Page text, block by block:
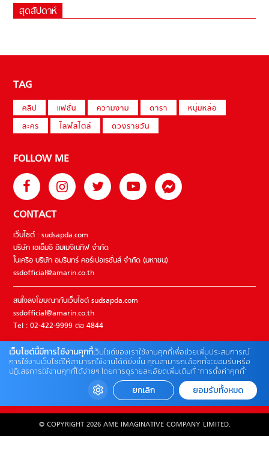
สุดสัปดาห์
TAG
คลิป แฟชั่น ความงาม ดารา
หนุ่มหล่อ
ละคร
ไลฟ์สไตล์ ดวงรายวัน
FOLLOW ME
CONTACT
เว็บไซต์ : sudsapda.com
บริษัท เอเอ็มอี อิมเมจิเนทีฟ จำกัด
ในเครือ บริษัท อมรินทร์ คอร์เปอเรชั่นส์ จำกัด (มหาชน)
ssdofficial@amarin.co.th
สนใจลงโฆษณากับเว็บไซต์ sudsapda.com
ssdofficial@amarin.co.th
Tel : 02-422-9999 ต่อ 4844
ติดต่อแจ้งปัญหาหรือร้องเรียน
02-422-9999 ต่อ 4180
(จันทร์ – ศุกร์ เวลา 09.00 – 18.00 น)
© COPYRIGHT 2026 AME IMAGINATIVE COMPANY LIMITED.
เว็บไซต์นี้มีการใช้งานคุกกี้เว็บไซต์ของเราใช้งานคุกกี้เพื่อช่วยเพิ่มประสบการณ์
การใช้งานเว็บไซต์ให้สามารถใช้งานได้ดียิ่งขึ้น คุณสามารถเลือกที่จะยอมรับหรือ
ปฏิเสธการใช้งานคุกกี้ได้ง่ายๆ โดยการดูรายละเอียดเพิ่มเติมที่ “การตั้งค่าคุกกี้”
ยกเลิก ยอมรับทั้งหมด